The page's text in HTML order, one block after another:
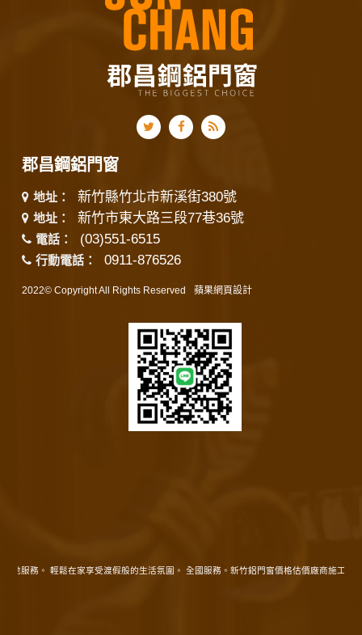
郡昌鋼鋁門窗
地址： 新竹縣竹北市新溪街380號
地址： 新竹市東大路三段77巷36號
電話： (03)551-6515
行動電話： 0911-876526
2022© Copyright All Rights Reserved 蘋果網頁設計
地服務。 輕鬆在家享受渡假般的生活氛圍。 全國服務。新竹鋁門窗價格估價廠商施工精